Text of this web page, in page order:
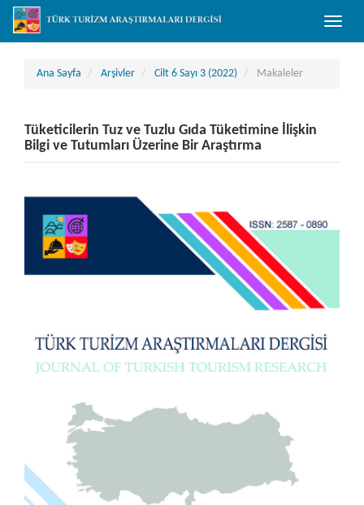
##plugins.themes.bootstrap3.accessible_menu.main_navigation##
##plugins.themes.bootstrap3.accessible_menu.main_content##
##plugins.themes.bootstrap3.accessible_menu.sidebar##
Toggle
Ana Sayfa Arşivler Cilt 6 Sayı 3 (2022) Makaleler
Tüketicilerin Tuz ve Tuzlu Gıda Tüketimine İlişkin
Bilgi ve Tutumları Üzerine Bir Araştırma